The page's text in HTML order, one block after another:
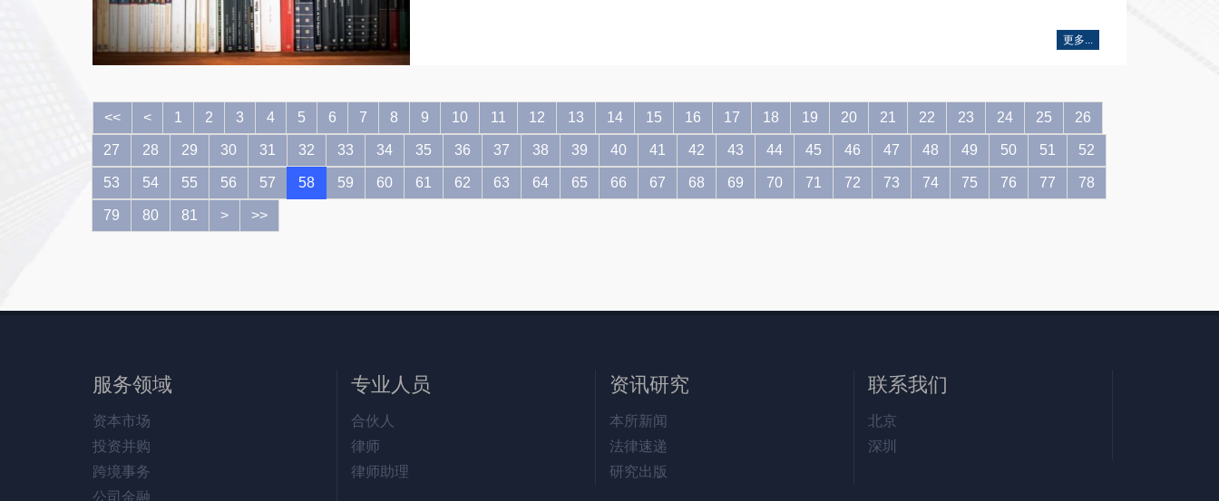
更多...
<< < 1 2 3 4 5 6 7 8 9 10 11 12 13 14 15 16 17 18 19 20 21 22 23 24 25 26
27 28 29 30 31 32 33 34 35 36 37 38 39 40 41 42 43 44 45 46 47 48 49 50 51 52
53 54 55 56 57 58 59 60 61 62 63 64 65 66 67 68 69 70 71 72 73 74 75 76 77 78
79 80 81 > >>
服务领域
资本市场
投资并购
跨境事务
公司金融
专业人员
合伙人
律师
律师助理
资讯研究
本所新闻
法律速递
研究出版
联系我们
北京
深圳